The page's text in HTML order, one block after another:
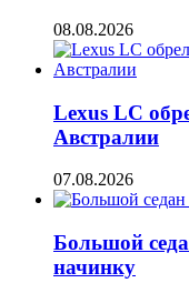
08.08.2026
Lexus LC
Австралии
07.08.2026
Большой
начинку